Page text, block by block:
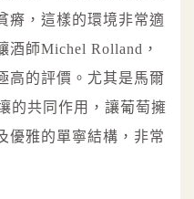
瘠，這樣的環境非常適
酒師Michel Rolland，
高的評價。尤其是馬爾
的共同作用，讓葡萄擁
優雅的單寧結構，非常